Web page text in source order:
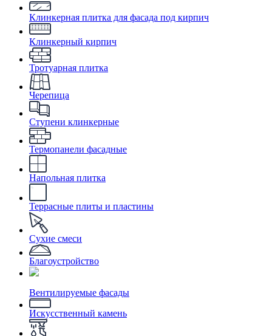
Клинкерная плитка для фасада под кирпич
Клинкерный кирпич
Тротуарная плитка
Черепица
Ступени клинкерные
Термопанели фасадные
Напольная плитка
Террасные плиты и пластины
Сухие смеси
Благоустройство
Вентилируемые фасады
Искусственный камень